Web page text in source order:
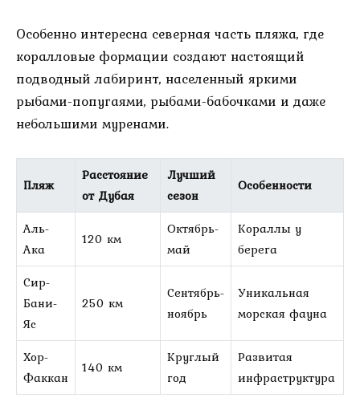
Особенно интересна северная часть пляжа, где
коралловые формации создают настоящий
подводный лабиринт, населенный яркими
рыбами-попугаями, рыбами-бабочками и даже
небольшими муренами.
Пляж
Расстояние
от Дубая
Лучший
сезон
Особенности
Аль-
Ака
120 км
Октябрь-
май
Кораллы у
берега
Сир-
Бани-
Яс
250 км
Сентябрь-
ноябрь
Уникальная
морская фауна
Хор-
Факкан
140 км
Круглый
год
Развитая
инфраструктура